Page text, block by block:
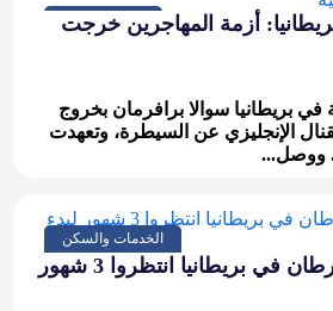
مجتمع وتقارير
أزمة المهاجرين خرجت
في بريطانيا سوالا برافرمان بخروج
الإنجليزي عن السيطرة، وتعهدت
ووصل...
الخدمات والسكن
نحو 1300 مريض سرطان في بريطانيا انتظروا 3 شهور